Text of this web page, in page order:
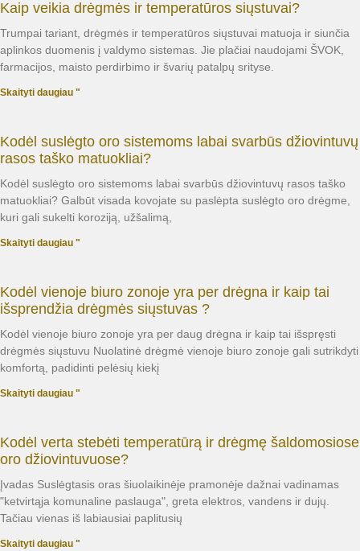
Kaip veikia drėgmės ir temperatūros siųstuvai?
Trumpai tariant, drėgmės ir temperatūros siųstuvai matuoja ir siunčia
aplinkos duomenis į valdymo sistemas. Jie plačiai naudojami ŠVOK,
farmacijos, maisto perdirbimo ir švarių patalpų srityse.
Skaityti daugiau "
Kodėl suslėgto oro sistemoms labai svarbūs džiovintuvų
rasos taško matuokliai?
Kodėl suslėgto oro sistemoms labai svarbūs džiovintuvų rasos taško
matuokliai? Galbūt visada kovojate su paslėpta suslėgto oro drėgme,
kuri gali sukelti koroziją, užšalimą,
Skaityti daugiau "
Kodėl vienoje biuro zonoje yra per drėgna ir kaip tai
išsprendžia drėgmės siųstuvas ?
Kodėl vienoje biuro zonoje yra per daug drėgna ir kaip tai išspręsti
drėgmės siųstuvu Nuolatinė drėgmė vienoje biuro zonoje gali sutrikdyti
komfortą, padidinti pelėsių kiekį
Skaityti daugiau "
Kodėl verta stebėti temperatūrą ir drėgmę šaldomosiose
oro džiovintuvuose?
Įvadas Suslėgtasis oras šiuolaikinėje pramonėje dažnai vadinamas
"ketvirtąja komunaline paslauga", greta elektros, vandens ir dujų.
Tačiau vienas iš labiausiai paplitusių
Skaityti daugiau "